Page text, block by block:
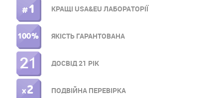
ПРАВОЕ
МЕНЮ
КРАЩІ USA&EU ЛАБОРАТОРІЇ
ЯКІСТЬ ГАРАНТОВАНА
ДОСВІД 21 РІК
ПОДВІЙНА ПЕРЕВІРКА